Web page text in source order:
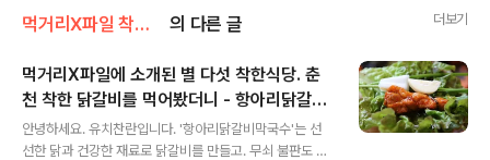
먹거리X파일 착한식당 의 다른 글 더보기
먹거리X파일에 소개된 별 다섯 착한식당. 춘
천 착한 닭갈비를 먹어봤더니 - 항아리닭갈비
막국수
안녕하세요. 유치찬란입니다. '항아리닭갈비막국수'는 선
선한 닭과 건강한 재료로 닭갈비를 만들고. 무쇠 불판도 깨